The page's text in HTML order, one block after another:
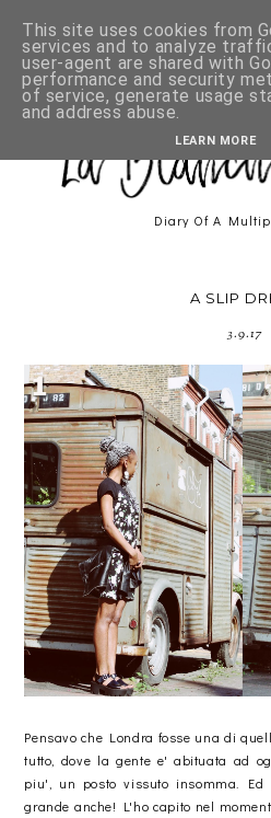
Diary Of A
A SLIP
3.9.17
Pensavo che Londra fosse una di
tutto, dove la gente e' abituata ad
piu', un posto vissuto insomma.
grande anche! L'ho capito nel
This site uses cookies from
services and to analyze
user-agent are shared with
performance and security
of service, generate usage
and address abuse.
LEARN MORE